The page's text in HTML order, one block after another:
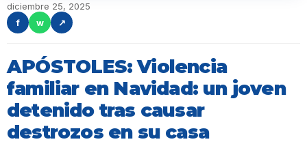
diciembre 25, 2025
f
w ↗
APÓSTOLES: Violencia
familiar en Navidad: un joven
detenido tras causar
destrozos en su casa